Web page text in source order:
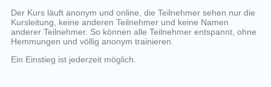
Der Kurs läuft anonym und online, die Teilnehmer sehen nur die
Kursleitung, keine anderen Teilnehmer und keine Namen
anderer Teilnehmer. So können alle Teilnehmer entspannt, ohne
Hemmungen und völlig anonym trainieren.
Ein Einstieg ist jederzeit möglich.